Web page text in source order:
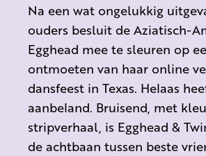
Na een wat ongelukkig
ouders besluit de Aziatisch-
Egghead mee te sleuren op
ontmoeten van haar online
dansfeest in Texas. Helaas
aanbeland. Bruisend, met
stripverhaal, is Egghead &
de achtbaan tussen beste